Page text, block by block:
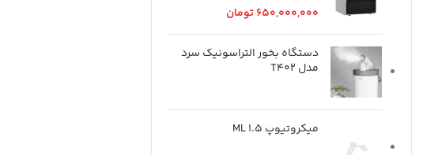
650,000,000تومان
دستگاه بخور التراسونیک سرد
مدل T402
میکروتیوپ ML 1.5